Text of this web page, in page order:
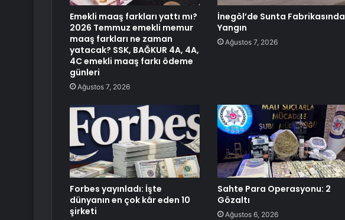
Emekli maaş farkları yattı mı?
2026 Temmuz emekli memur
maaş farkları ne zaman
yatacak? SSK, BAĞKUR 4A, 4A,
4C emekli maaş farkı ödeme
günleri
Ağustos 7, 2026
İnegöl’de Sunta Fabrikasında
Yangın
Ağustos 7, 2026
Forbes yayınladı: İşte
dünyanın en çok kâr eden 10
şirketi
Sahte Para Operasyonu: 2
Gözaltı
Ağustos 6, 2026